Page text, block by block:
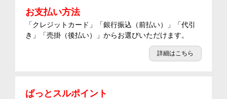
お支払い方法
「クレジットカード」「銀行振込（前払い）」「代引
き」「売掛（後払い）」からお選びいただけます。
詳細はこちら
ぱっとスルポイント